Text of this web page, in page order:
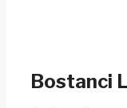
Bostanci